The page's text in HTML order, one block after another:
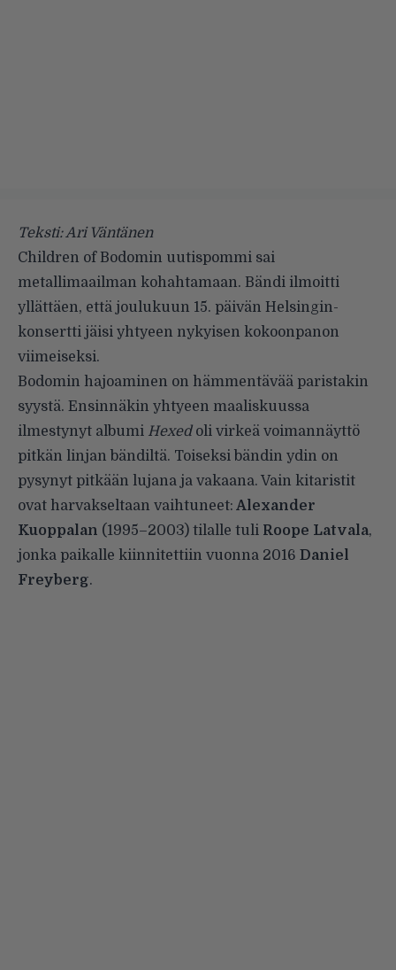
Teksti: Ari Väntänen
Children of Bodomin uutispommi sai
metallimaailman kohahtamaan. Bändi ilmoitti
yllättäen, että joulukuun 15. päivän Helsingin-
konsertti jäisi yhtyeen nykyisen kokoonpanon
viimeiseksi.
Bodomin hajoaminen on hämmentävää paristakin
syystä. Ensinnäkin yhtyeen maaliskuussa
ilmestynyt albumi Hexedoli virkeä voimannäyttö
pitkän linjan bändiltä. Toiseksi bändin ydin on
pysynyt pitkään lujana ja vakaana. Vain kitaristit
ovat harvakseltaan vaihtuneet: Alexander
Kuoppalan (1995–2003) tilalle tuli Roope Latvala,
jonka paikalle kiinnitettiin vuonna 2016 Daniel
Freyberg.